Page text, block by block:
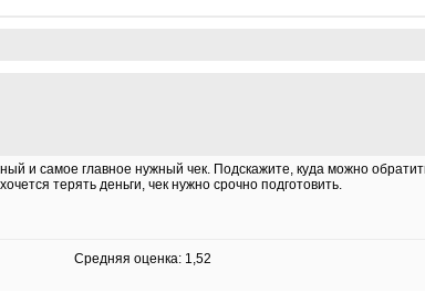
и самое главное нужный чек. Подскажите, куда можно
терять деньги, чек нужно срочно подготовить.
Средняя оценка: 1,52